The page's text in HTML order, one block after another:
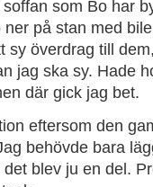
som Bo har
på stan med
sy överdrag till
jag ska sy. Hade
där gick jag bet.
eftersom den
behövde bara
blev ju en del.